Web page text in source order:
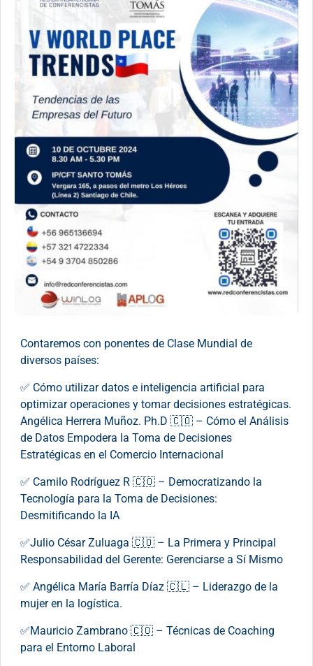
Contaremos con ponentes de Clase Mundial de
diversos países:
✅ Cómo utilizar datos e inteligencia artificial para
optimizar operaciones y tomar decisiones estratégicas.
Angélica Herrera Muñoz. Ph.D 🇨🇴 – Cómo el Análisis
de Datos Empodera la Toma de Decisiones
Estratégicas en el Comercio Internacional
✅ Camilo Rodríguez R 🇨🇴 – Democratizando la
Tecnología para la Toma de Decisiones:
Desmitificando la IA
✅Julio César Zuluaga 🇨🇴 – La Primera y Principal
Responsabilidad del Gerente: Gerenciarse a Sí Mismo
✅ Angélica María Barría Díaz 🇨🇱 – Liderazgo de la
mujer en la logística.
✅Mauricio Zambrano 🇨🇴 – Técnicas de Coaching
para el Entorno Laboral